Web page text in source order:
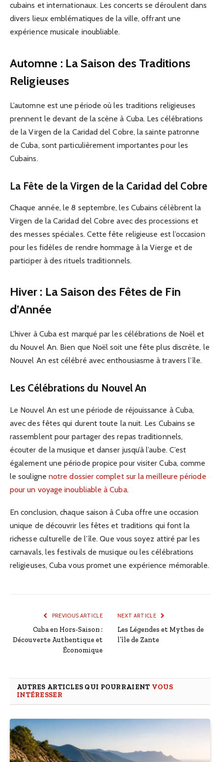
cubains et internationaux. Les concerts se déroulent dans
divers lieux emblématiques de la ville, offrant une
expérience musicale inoubliable.
Automne : La Saison des Traditions
Religieuses
L’automne est une période où les traditions religieuses
prennent le devant de la scène à Cuba. Les célébrations
de la Virgen de la Caridad del Cobre, la sainte patronne
de Cuba, sont particulièrement importantes pour les
Cubains.
La Fête de la Virgen de la Caridad del Cobre
Chaque année, le 8 septembre, les Cubains célèbrent la
Virgen de la Caridad del Cobre avec des processions et
des messes spéciales. Cette fête religieuse est l’occasion
pour les fidèles de rendre hommage à la Vierge et de
participer à des rituels traditionnels.
Hiver : La Saison des Fêtes de Fin
d’Année
L’hiver à Cuba est marqué par les célébrations de Noël et
du Nouvel An. Bien que Noël soit une fête plus discrète, le
Nouvel An est célébré avec enthousiasme à travers l’île.
Les Célébrations du Nouvel An
Le Nouvel An est une période de réjouissance à Cuba,
avec des fêtes qui durent toute la nuit. Les Cubains se
rassemblent pour partager des repas traditionnels,
écouter de la musique et danser jusqu’à l’aube. C’est
également une période propice pour visiter Cuba, comme
le souligne notre dossier complet sur la meilleure période
pour un voyage inoubliable à Cuba.
En conclusion, chaque saison à Cuba offre une occasion
unique de découvrir les fêtes et traditions qui font la
richesse culturelle de l’île. Que vous soyez attiré par les
carnavals, les festivals de musique ou les célébrations
religieuses, Cuba vous promet une expérience mémorable.
PREVIOUS ARTICLE
Cuba en Hors-Saison :
Découverte Authentique et
Économique
NEXT ARTICLE
Les Légendes et Mythes de
l’île de Zante
AUTRES ARTICLES QUI POURRAIENT VOUS
INTÉRESSER